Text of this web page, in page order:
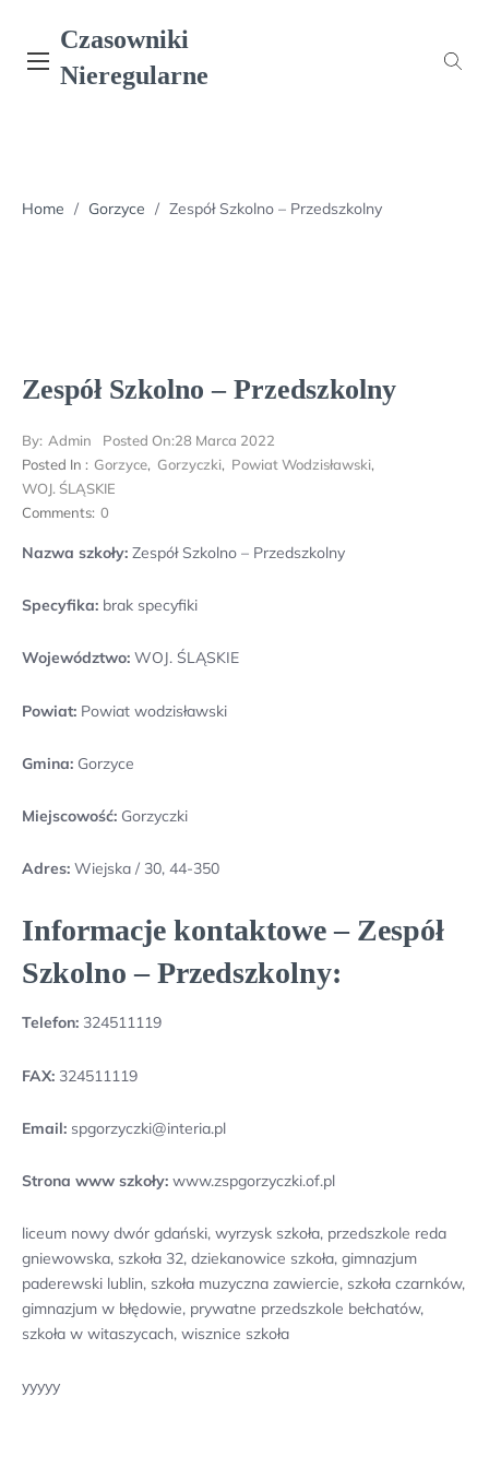
content
Czasowniki
Nieregularne
Home / Gorzyce / Zespół Szkolno – Przedszkolny
Zespół Szkolno – Przedszkolny
By: Admin Posted On:28 Marca 2022
Posted In : Gorzyce, Gorzyczki, Powiat Wodzisławski,
WOJ. ŚLĄSKIE
Comments: 0
Nazwa szkoły: Zespół Szkolno – Przedszkolny
Specyfika: brak specyfiki
Województwo: WOJ. ŚLĄSKIE
Powiat: Powiat wodzisławski
Gmina: Gorzyce
Miejscowość: Gorzyczki
Adres: Wiejska / 30, 44-350
Informacje kontaktowe – Zespół
Szkolno – Przedszkolny:
Telefon: 324511119
FAX: 324511119
Email: spgorzyczki@interia.pl
Strona www szkoły: www.zspgorzyczki.of.pl
liceum nowy dwór gdański, wyrzysk szkoła, przedszkole reda
gniewowska, szkoła 32, dziekanowice szkoła, gimnazjum
paderewski lublin, szkoła muzyczna zawiercie, szkoła czarnków,
gimnazjum w błędowie, prywatne przedszkole bełchatów,
szkoła w witaszycach, wisznice szkoła
yyyyy